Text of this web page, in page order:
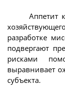
Аппетит
разработке
подвергают
рисками
выравнивает
субъекта.